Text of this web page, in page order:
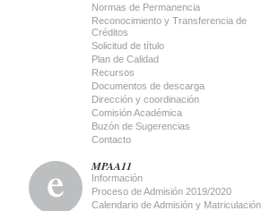
Normas de Permanencia
Reconocimiento y Transferencia de
Créditos
Solicitud de título
Plan de Calidad
Recursos
Documentos de descarga
Dirección y coordinación
Comisión Académica
Buzón de Sugerencias
Contacto
MPAA11
Información
Proceso de Admisión 2019/2020
Calendario de Admisión y Matriculación